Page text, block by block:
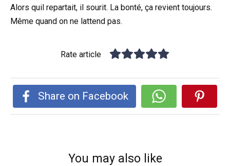
Alors quil repartait, il sourit. La bonté, ça revient toujours.
Même quand on ne lattend pas.
Rate article
Share on Facebook
You may also like